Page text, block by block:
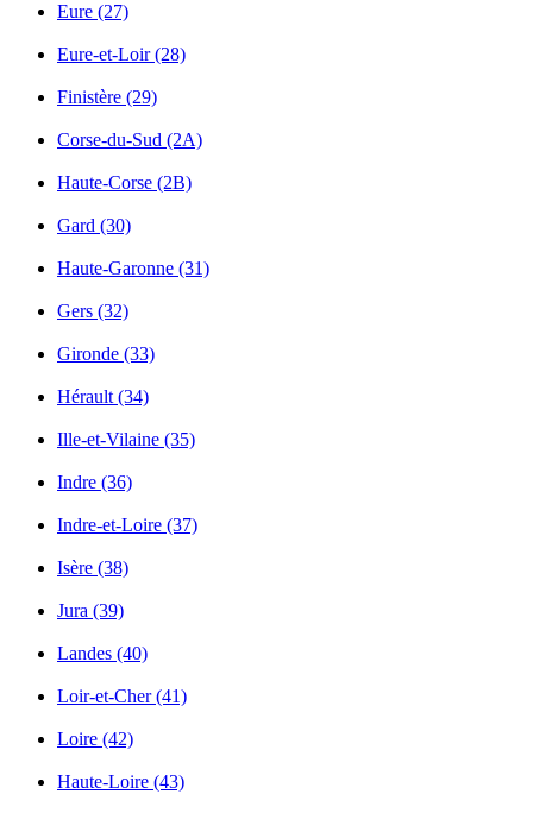
Eure (27)
Eure-et-Loir (28)
Finistère (29)
Corse-du-Sud (2A)
Haute-Corse (2B)
Gard (30)
Haute-Garonne (31)
Gers (32)
Gironde (33)
Hérault (34)
Ille-et-Vilaine (35)
Indre (36)
Indre-et-Loire (37)
Isère (38)
Jura (39)
Landes (40)
Loir-et-Cher (41)
Loire (42)
Haute-Loire (43)